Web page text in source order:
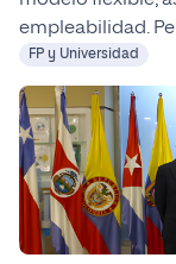
empleabilidad.
sin pausar la vida
FP y Universidad